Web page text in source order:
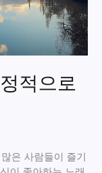
적으로
은 사람들이 즐기